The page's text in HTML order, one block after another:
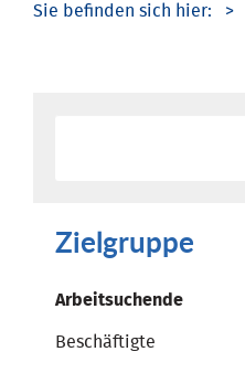
Zielgruppe
Arbeitsuchende
Beschäftigte